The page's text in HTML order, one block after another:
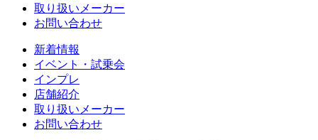
取り扱いメーカー
お問い合わせ
新着情報
イベント・試乗会
インプレ
店舗紹介
取り扱いメーカー
お問い合わせ